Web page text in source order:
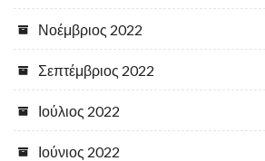
Νοέμβριος 2022
Σεπτέμβριος 2022
Ιούλιος 2022
Ιούνιος 2022